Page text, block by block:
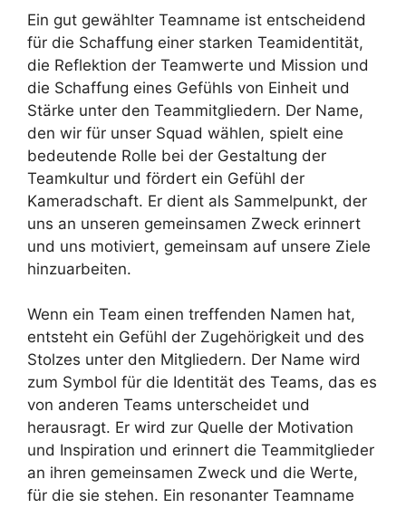
Ein gut gewählter Teamname ist entscheidend
für die Schaffung einer starken Teamidentität,
die Reflektion der Teamwerte und Mission und
die Schaffung eines Gefühls von Einheit und
Stärke unter den Teammitgliedern. Der Name,
den wir für unser Squad wählen, spielt eine
bedeutende Rolle bei der Gestaltung der
Teamkultur und fördert ein Gefühl der
Kameradschaft. Er dient als Sammelpunkt, der
uns an unseren gemeinsamen Zweck erinnert
und uns motiviert, gemeinsam auf unsere Ziele
hinzuarbeiten.
Wenn ein Team einen treffenden Namen hat,
entsteht ein Gefühl der Zugehörigkeit und des
Stolzes unter den Mitgliedern. Der Name wird
zum Symbol für die Identität des Teams, das es
von anderen Teams unterscheidet und
herausragt. Er wird zur Quelle der Motivation
und Inspiration und erinnert die Teammitglieder
an ihren gemeinsamen Zweck und die Werte,
für die sie stehen. Ein resonanter Teamname